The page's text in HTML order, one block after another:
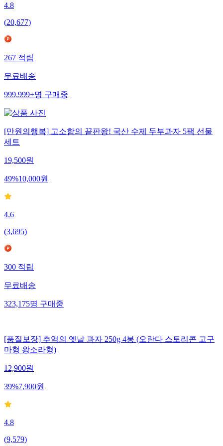
4.8
(20,677)
267 적립
무료배송
999,999+명 구매중
[만원의행복] 고소함의 끝판왕! 국산 수제 두부과자 5팩 선물
세트
19,500원
49%10,000원
4.6
(3,695)
300 적립
무료배송
323,175명 구매중
[품질보장] 추억의 옛날 과자 250g 4봉 (오란다 스토리콘 고구
마형 왕소라형)
12,900원
39%7,900원
4.8
(9,579)